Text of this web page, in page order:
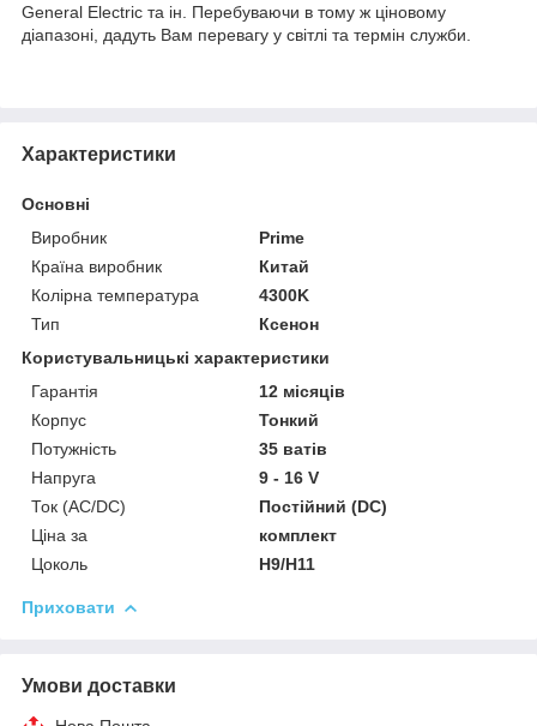
General Electric та ін. Перебуваючи в тому ж ціновому
діапазоні, дадуть Вам перевагу у світлі та термін служби.
Характеристики
Основні
Виробник
Prime
Країна виробник
Китай
Колірна температура
4300K
Тип
Ксенон
Користувальницькі характеристики
Гарантія
12 місяців
Корпус
Тонкий
Потужність
35 ватів
Напруга
9 - 16 V
Ток (AC/DC)
Постійний (DC)
Ціна за
комплект
Цоколь
H9/H11
Приховати
Умови доставки